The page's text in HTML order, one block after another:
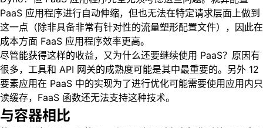
PaaS 应用程序进行自动伸缩，但也无法在特定请求层面上做到
这一点（除非具备非常有针对性的流量塑形配置文件），因此在
成本方面 FaaS 应用程序效率更高。
尽管能获得这样的收益，又为什么还要继续使用 PaaS？原因有
很多，工具和 API 网关的成熟度可能是其中最重要的。另外 12
要素应用在 PaaS 中的实现为了进行优化可能需要使用应用内只
读缓存，FaaS 函数还无法支持这种技术。
与容器相比